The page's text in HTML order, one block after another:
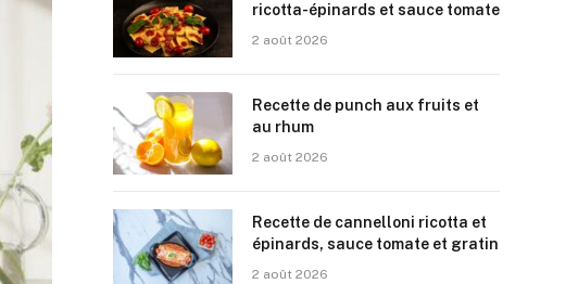
ricotta-épinards et sauce tomate
2 août 2026
Recette de punch aux fruits et
au rhum
2 août 2026
Recette de cannelloni ricotta et
épinards, sauce tomate et gratin
2 août 2026